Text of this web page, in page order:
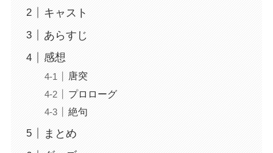
キャスト
あらすじ
感想
唐突
プロローグ
絶句
まとめ